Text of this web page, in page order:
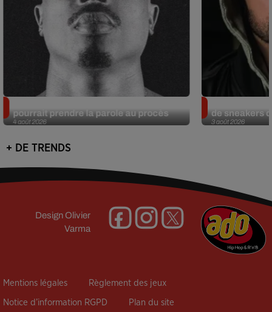
4 août 2026
pourrait prendre la parole au procès
3 août 2026
de sneakers
+ DE TRENDS
Design Olivier
Varma
Mentions légales Règlement des jeux
Notice d’information RGPD Plan du site